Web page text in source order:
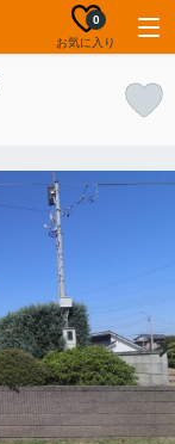
お気に入り
0